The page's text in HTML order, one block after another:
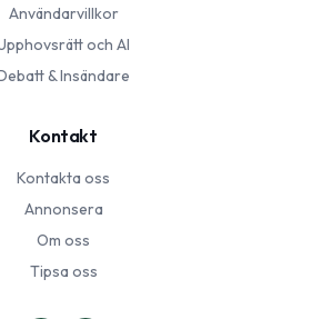
Användarvillkor
och AI
& Insändare
Kontakt
Kontakta oss
Annonsera
Om oss
Tipsa oss